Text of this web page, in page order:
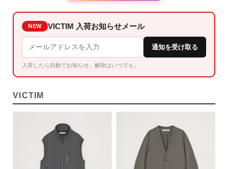
NEW VICTIM 入荷お知らせメール
通知を受け取る
入荷したら自動でお知らせ。解除はいつでも。
VICTIM